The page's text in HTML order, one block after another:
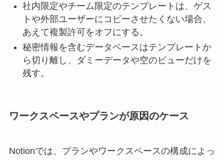
社内限定やチーム限定のテンプレートは、ゲス
トや外部ユーザーにコピーさせたくない場合、
あえて複製許可をオフにする。
秘密情報を含むデータベースはテンプレートか
ら切り離し、ダミーデータや空のビューだけを
残す。
ワークスペースやプランが原因のケース
Notionでは、プランやワークスペースの構成によっ